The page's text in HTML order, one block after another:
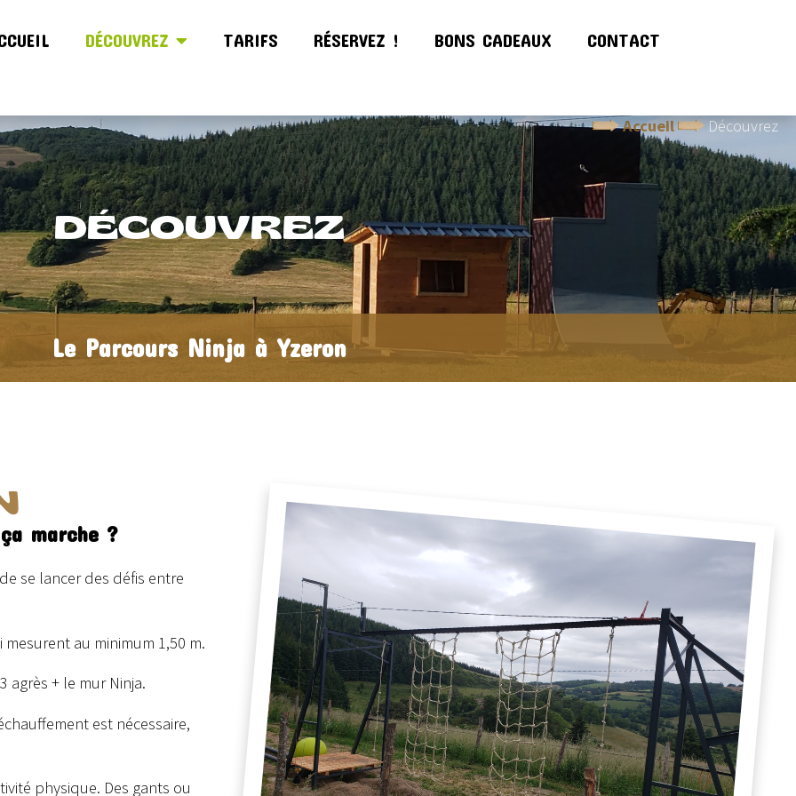
DÉCOUVREZ TARIFS RÉSERVEZ ! BONS CADEAUX CONTACT
Accueil Découvrez
DÉCOUVREZ
Le Parcours Ninja à Yzeron
marche ?
se lancer des défis entre
au minimum 1,50 m.
agrès + le mur Ninja.
est nécessaire,
physique. Des gants ou